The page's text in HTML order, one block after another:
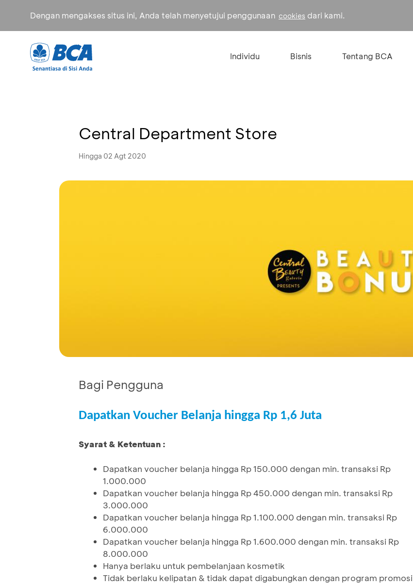
Dengan mengakses situs ini, Anda telah menyetujui penggunaan cookies dari kami.
Individu Bisnis Tentang BCA
Central Department Store
Hingga 02 Agt 2020
Bagi Pengguna
Dapatkan Voucher Belanja hingga Rp 1,6 Juta
Syarat & Ketentuan :
Dapatkan voucher belanja hingga Rp 150.000 dengan min. transaksi Rp
1.000.000
Dapatkan voucher belanja hingga Rp 450.000 dengan min. transaksi Rp
3.000.000
Dapatkan voucher belanja hingga Rp 1.100.000 dengan min. transaksi Rp
6.000.000
Dapatkan voucher belanja hingga Rp 1.600.000 dengan min. transaksi Rp
8.000.000
Hanya berlaku untuk pembelanjaan kosmetik
Tidak berlaku kelipatan & tidak dapat digabungkan dengan program promosi